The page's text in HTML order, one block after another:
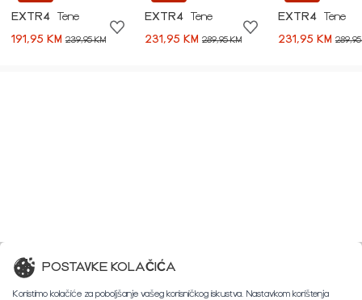
EXTR4
Tene
191,95 KM 239,95 KM
EXTR4
Tene
231,95 KM 289,95 KM
EXTR4
Tene
231,95 KM 289,95
POSTAVKE KOLAČIĆA
Koristimo kolačiće za poboljšanje vašeg korisničkog iskustva. Nastavkom korištenja